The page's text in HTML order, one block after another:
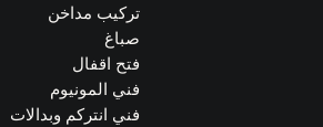
تركيب مداخن
صباغ
فتح اقفال
فني المونيوم
فني انتركم وبدالات